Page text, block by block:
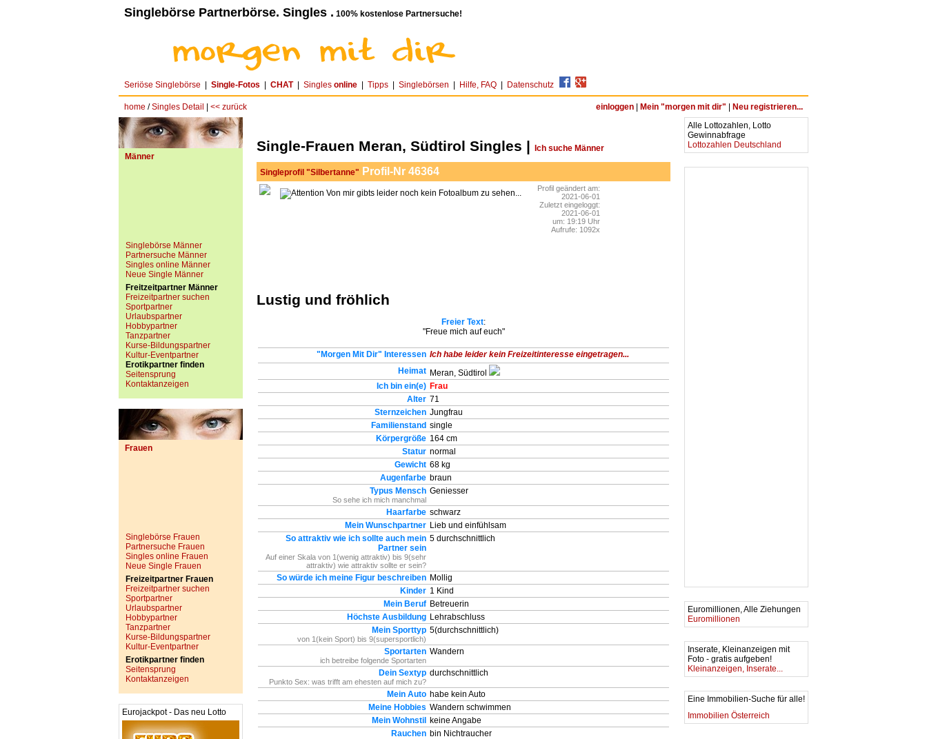
Singlebörse Partnerbörse. Singles . 100% kostenlose Partnersuche!
Seriöse Singlebörse Single-Fotos CHAT| Singles online Tipps Singlebörsen Hilfe, FAQ Datenschutz
home /Singles Detail << zurück einloggen Mein "morgen mit dir" Neu registrieren...
Männer
Singlebörse Männer
Partnersuche Männer
Singles online Männer
Neue Single Männer
Freitzeitpartner Männer
Freizeitpartner suchen
Sportpartner
Urlaubspartner
Hobbypartner
Tanzpartner
Kurse-Bildungspartner
Kultur-Eventpartner
Erotikpartner finden
Seitensprung
Kontaktanzeigen
Frauen
Singlebörse Frauen
Partnersuche Frauen
Singles online Frauen
Neue Single Frauen
Freizeitpartner Frauen
Freizeitpartner suchen
Sportpartner
Urlaubspartner
Hobbypartner
Tanzpartner
Kurse-Bildungspartner
Kultur-Eventpartner
Erotikpartner finden
Seitensprung
Kontaktanzeigen
Eurojackpot - Das neu Lotto
Single-Frauen Meran, Südtirol Singles | Ich suche Männer
Singleprofil "Silbertanne" Profil-Nr 46364
Von mir gibts leider noch kein Fotoalbum zu sehen...
Profil geändert am:
2021-06-01
Zuletzt eingeloggt:
2021-06-01
um: 19:19 Uhr
Aufrufe: 1092x
Lustig und fröhlich
Freier Text:
"Freue mich auf euch"
"Morgen Mit Dir" Interessen Ich habe leider kein Freizeitinteresse eingetragen...
Heimat Meran, Südtirol
Ich bin ein(e) Frau
Alter 71
Sternzeichen Jungfrau
Familienstand single
Körpergröße 164 cm
Statur normal
Gewicht 68 kg
Augenfarbe braun
Typus Mensch
So sehe ich mich manchmal
Geniesser
Haarfarbe schwarz
Mein Wunschpartner Lieb und einfühlsam
So attraktiv wie ich sollte auch mein
Partner sein
Auf einer Skala von 1(wenig attraktiv) bis 9(sehr
attraktiv) wie attraktiv sollte er sein?
5 durchschnittlich
So würde ich meine Figur beschreiben Mollig
Kinder 1 Kind
Mein Beruf Betreuerin
Höchste Ausbildung Lehrabschluss
Mein Sporttyp
von 1(kein Sport) bis 9(supersportlich)
5(durchschnittlich)
Sportarten
ich betreibe folgende Sportarten
Wandern
Dein Sextyp
Punkto Sex: was trifft am ehesten auf mich zu?
durchschnittlich
Mein Auto habe kein Auto
Meine Hobbies Wandern schwimmen
Mein Wohnstil
keine Angabe
Rauchen bin Nichtraucher
Alle Lottozahlen, Lotto
Gewinnabfrage
Lottozahlen Deutschland
Euromillionen, Alle Ziehungen
Euromillionen
Inserate, Kleinanzeigen mit
Foto - gratis aufgeben!
Kleinanzeigen, Inserate...
Eine Immobilien-Suche für alle!
Immobilien Österreich